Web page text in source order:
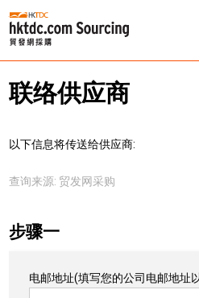
联络供应商
以下信息将传送给供应商:
查询来源: 贸发网采购
步骤一
电邮地址(填写您的公司电邮地址